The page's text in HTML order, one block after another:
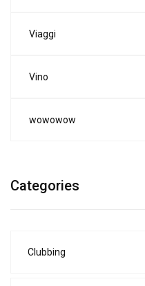
Viaggi
Vino
wowowow
Categories
Clubbing